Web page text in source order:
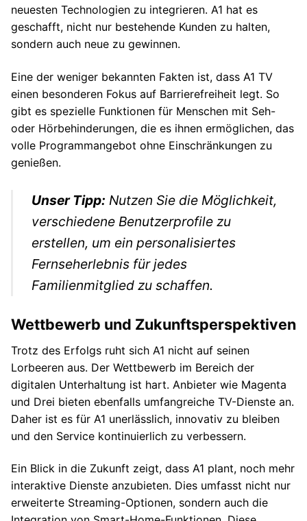
neuesten Technologien zu integrieren. A1 hat es
geschafft, nicht nur bestehende Kunden zu halten,
sondern auch neue zu gewinnen.
Eine der weniger bekannten Fakten ist, dass A1 TV
einen besonderen Fokus auf Barrierefreiheit legt. So
gibt es spezielle Funktionen für Menschen mit Seh-
oder Hörbehinderungen, die es ihnen ermöglichen, das
volle Programmangebot ohne Einschränkungen zu
genießen.
Unser Tipp: Nutzen Sie die Möglichkeit,
verschiedene Benutzerprofile zu
erstellen, um ein personalisiertes
Fernseherlebnis für jedes
Familienmitglied zu schaffen.
Wettbewerb und Zukunftsperspektiven
Trotz des Erfolgs ruht sich A1 nicht auf seinen
Lorbeeren aus. Der Wettbewerb im Bereich der
digitalen Unterhaltung ist hart. Anbieter wie Magenta
und Drei bieten ebenfalls umfangreiche TV-Dienste an.
Daher ist es für A1 unerlässlich, innovativ zu bleiben
und den Service kontinuierlich zu verbessern.
Ein Blick in die Zukunft zeigt, dass A1 plant, noch mehr
interaktive Dienste anzubieten. Dies umfasst nicht nur
erweiterte Streaming-Optionen, sondern auch die